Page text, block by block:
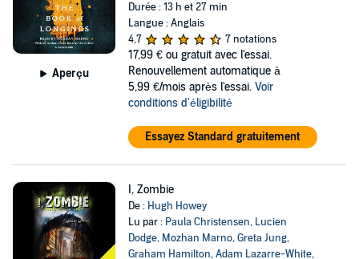
Aperçu
Durée : 13 h et 27 min
Langue : Anglais
4,7
7 notations
17,99 € ou gratuit avec l'essai.
Renouvellement automatique à
5,99 €/mois après l'essai. Voir
conditions d'éligibilité
Essayez Standard gratuitement
I, Zombie
De : Hugh Howey
Lu par : Paula Christensen, Lucien
Dodge, Mozhan Marno,Greta Jung,
Graham Hamilton,Adam Lazarre-White,